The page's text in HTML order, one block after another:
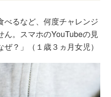
べるなど、何度チャレンジ
ん。スマホのYouTubeの見
？」（１歳３ヵ月女児）